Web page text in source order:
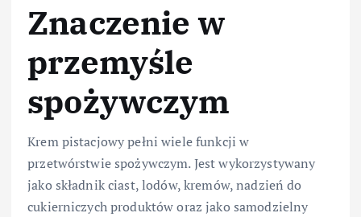
Znaczenie w
przemyśle
spożywczym
Krem pistacjowy pełni wiele funkcji w
przetwórstwie spożywczym. Jest wykorzystywany
jako składnik ciast, lodów, kremów, nadzień do
cukierniczych produktów oraz jako samodzielny